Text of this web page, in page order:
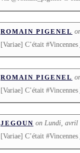
ROMAIN PIGENEL
[Variae] C’était #Vincennes
ROMAIN PIGENEL
[Variae] C’était #Vincennes
JEGOUN on Lundi, avril
[Variae] C’était #Vincennes